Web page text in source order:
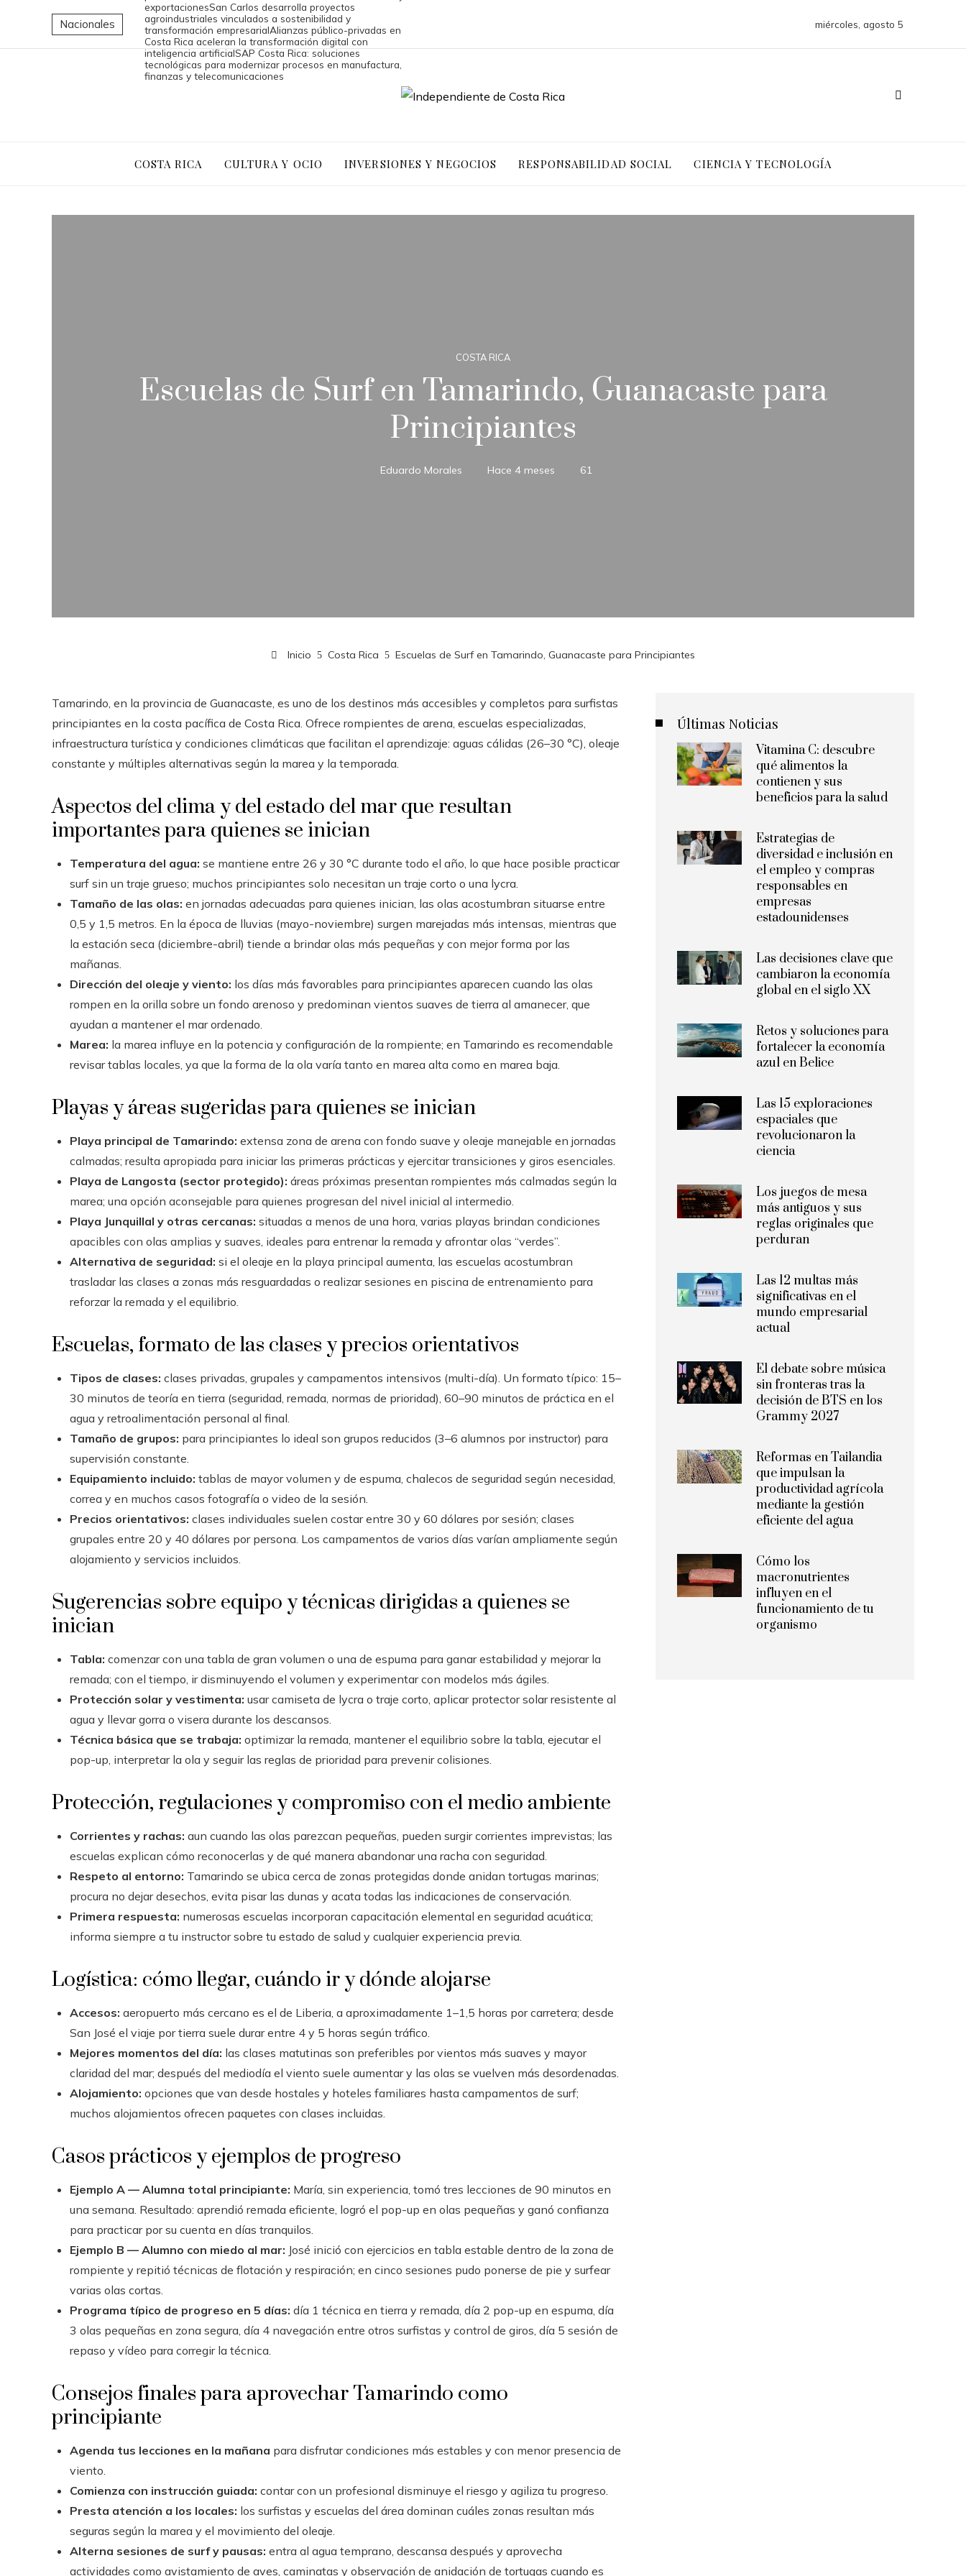
Nacionales
exportacionesSan Carlos desarrolla proyectos
agroindustriales vinculados a sostenibilidad y
transformación empresarialAlianzas público-privadas en
Costa Rica aceleran la transformación digital con
inteligencia artificialSAP Costa Rica: soluciones
tecnológicas para modernizar procesos en manufactura,
finanzas y telecomunicaciones
miércoles, agosto 5
COSTA RICA CULTURA Y OCIO INVERSIONES Y NEGOCIOS RESPONSABILIDAD SOCIAL CIENCIA Y TECNOLOGÍA
COSTA RICA
Escuelas de Surf en Tamarindo, Guanacaste para
Principiantes
Eduardo Morales Hace 4 meses 61
Inicio Costa Rica Escuelas de Surf en Tamarindo, Guanacaste para Principiantes
Tamarindo, en la provincia de Guanacaste, es uno de los destinos más accesibles y completos para surfistas
principiantes en la costa pacífica de Costa Rica. Ofrece rompientes de arena, escuelas especializadas,
infraestructura turística y condiciones climáticas que facilitan el aprendizaje: aguas cálidas (26–30 °C), oleaje
constante y múltiples alternativas según la marea y la temporada.
Aspectos del clima y del estado del mar que resultan
importantes para quienes se inician
Temperatura del agua: se mantiene entre 26 y 30 °C durante todo el año, lo que hace posible practicar
surf sin un traje grueso; muchos principiantes solo necesitan un traje corto o una lycra.
Tamaño de las olas: en jornadas adecuadas para quienes inician, las olas acostumbran situarse entre
0,5 y 1,5 metros. En la época de lluvias (mayo-noviembre) surgen marejadas más intensas, mientras que
la estación seca (diciembre-abril) tiende a brindar olas más pequeñas y con mejor forma por las
mañanas.
Dirección del oleaje y viento: los días más favorables para principiantes aparecen cuando las olas
rompen en la orilla sobre un fondo arenoso y predominan vientos suaves de tierra al amanecer, que
ayudan a mantener el mar ordenado.
Marea: la marea influye en la potencia y configuración de la rompiente; en Tamarindo es recomendable
revisar tablas locales, ya que la forma de la ola varía tanto en marea alta como en marea baja.
Playas y áreas sugeridas para quienes se inician
Playa principal de Tamarindo: extensa zona de arena con fondo suave y oleaje manejable en jornadas
calmadas; resulta apropiada para iniciar las primeras prácticas y ejercitar transiciones y giros esenciales.
Playa de Langosta (sector protegido): áreas próximas presentan rompientes más calmadas según la
marea; una opción aconsejable para quienes progresan del nivel inicial al intermedio.
Playa Junquillal y otras cercanas: situadas a menos de una hora, varias playas brindan condiciones
apacibles con olas amplias y suaves, ideales para entrenar la remada y afrontar olas “verdes”.
Alternativa de seguridad: si el oleaje en la playa principal aumenta, las escuelas acostumbran
trasladar las clases a zonas más resguardadas o realizar sesiones en piscina de entrenamiento para
reforzar la remada y el equilibrio.
Escuelas, formato de las clases y precios orientativos
Tipos de clases: clases privadas, grupales y campamentos intensivos (multi-día). Un formato típico: 15–
30 minutos de teoría en tierra (seguridad, remada, normas de prioridad), 60–90 minutos de práctica en el
agua y retroalimentación personal al final.
Tamaño de grupos: para principiantes lo ideal son grupos reducidos (3–6 alumnos por instructor) para
supervisión constante.
Equipamiento incluido: tablas de mayor volumen y de espuma, chalecos de seguridad según necesidad,
correa y en muchos casos fotografía o video de la sesión.
Precios orientativos: clases individuales suelen costar entre 30 y 60 dólares por sesión; clases
grupales entre 20 y 40 dólares por persona. Los campamentos de varios días varían ampliamente según
alojamiento y servicios incluidos.
Sugerencias sobre equipo y técnicas dirigidas a quienes se
inician
Tabla: comenzar con una tabla de gran volumen o una de espuma para ganar estabilidad y mejorar la
remada; con el tiempo, ir disminuyendo el volumen y experimentar con modelos más ágiles.
Protección solar y vestimenta: usar camiseta de lycra o traje corto, aplicar protector solar resistente al
agua y llevar gorra o visera durante los descansos.
Técnica básica que se trabaja: optimizar la remada, mantener el equilibrio sobre la tabla, ejecutar el
pop-up, interpretar la ola y seguir las reglas de prioridad para prevenir colisiones.
Protección, regulaciones y compromiso con el medio ambiente
Corrientes y rachas: aun cuando las olas parezcan pequeñas, pueden surgir corrientes imprevistas; las
escuelas explican cómo reconocerlas y de qué manera abandonar una racha con seguridad.
Respeto al entorno: Tamarindo se ubica cerca de zonas protegidas donde anidan tortugas marinas;
procura no dejar desechos, evita pisar las dunas y acata todas las indicaciones de conservación.
Primera respuesta: numerosas escuelas incorporan capacitación elemental en seguridad acuática;
informa siempre a tu instructor sobre tu estado de salud y cualquier experiencia previa.
Logística: cómo llegar, cuándo ir y dónde alojarse
Accesos: aeropuerto más cercano es el de Liberia, a aproximadamente 1–1,5 horas por carretera; desde
San José el viaje por tierra suele durar entre 4 y 5 horas según tráfico.
Mejores momentos del día: las clases matutinas son preferibles por vientos más suaves y mayor
claridad del mar; después del mediodía el viento suele aumentar y las olas se vuelven más desordenadas.
Alojamiento: opciones que van desde hostales y hoteles familiares hasta campamentos de surf;
muchos alojamientos ofrecen paquetes con clases incluidas.
Casos prácticos y ejemplos de progreso
Ejemplo A — Alumna total principiante: María, sin experiencia, tomó tres lecciones de 90 minutos en
una semana. Resultado: aprendió remada eficiente, logró el pop-up en olas pequeñas y ganó confianza
para practicar por su cuenta en días tranquilos.
Ejemplo B — Alumno con miedo al mar: José inició con ejercicios en tabla estable dentro de la zona de
rompiente y repitió técnicas de flotación y respiración; en cinco sesiones pudo ponerse de pie y surfear
varias olas cortas.
Programa típico de progreso en 5 días: día 1 técnica en tierra y remada, día 2 pop-up en espuma, día
3 olas pequeñas en zona segura, día 4 navegación entre otros surfistas y control de giros, día 5 sesión de
repaso y vídeo para corregir la técnica.
Consejos finales para aprovechar Tamarindo como
principiante
Agenda tus lecciones en la mañana para disfrutar condiciones más estables y con menor presencia de
viento.
Comienza con instrucción guiada: contar con un profesional disminuye el riesgo y agiliza tu progreso.
Presta atención a los locales: los surfistas y escuelas del área dominan cuáles zonas resultan más
seguras según la marea y el movimiento del oleaje.
Alterna sesiones de surf y pausas: entra al agua temprano, descansa después y aprovecha
actividades como avistamiento de aves, caminatas y observación de anidación de tortugas cuando es
Últimas Noticias
Vitamina C: descubre
qué alimentos la
contienen y sus
beneficios para la salud
Estrategias de
diversidad e inclusión en
el empleo y compras
responsables en
empresas
estadounidenses
Las decisiones clave que
cambiaron la economía
global en el siglo XX
Retos y soluciones para
fortalecer la economía
azul en Belice
Las 15 exploraciones
espaciales que
revolucionaron la
ciencia
Los juegos de mesa
más antiguos y sus
reglas originales que
perduran
Las 12 multas más
significativas en el
mundo empresarial
actual
El debate sobre música
sin fronteras tras la
decisión de BTS en los
Grammy 2027
Reformas en Tailandia
que impulsan la
productividad agrícola
mediante la gestión
eficiente del agua
Cómo los
macronutrientes
influyen en el
funcionamiento de tu
organismo